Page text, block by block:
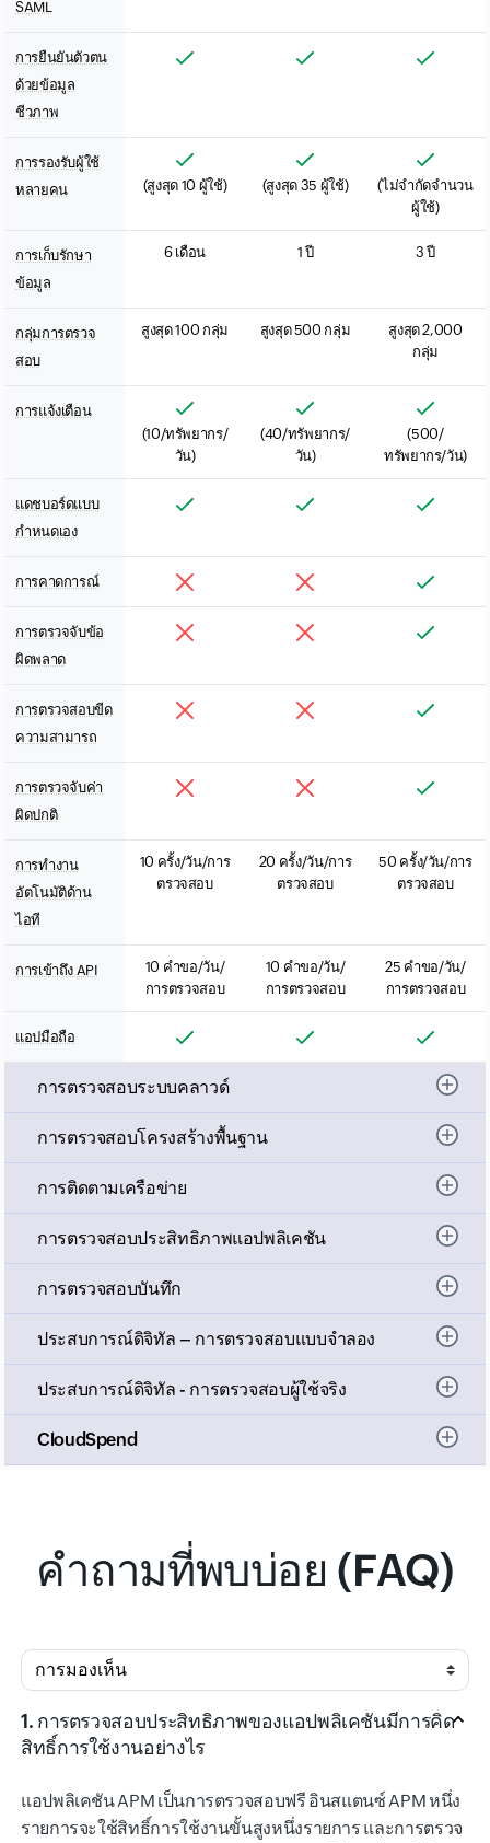
SAML
การยืนยันตัวตน
ด้วยข้อมูล
ชีวภาพ
การรองรับผู้ใช้
หลายคน
(สูงสุด 10 ผู้ใช้) (สูงสุด 35 ผู้ใช้)
(ไม่จำกัดจำนวน
ผู้ใช้)
การเก็บรักษา
ข้อมูล
6 เดือน 1 ปี 3 ปี
กลุ่มการตรวจ
สอบ
สูงสุด 100 กลุ่ม สูงสุด 500 กลุ่ม
สูงสุด 2,000
กลุ่ม
การแจ้งเตือน
(10/ทรัพยากร/
วัน)
(40/ทรัพยากร/
วัน)
(500/
ทรัพยากร/วัน)
แดชบอร์ดแบบ
กำหนดเอง
การคาดการณ์
การตรวจจับข้อ
ผิดพลาด
การตรวจสอบขีด
ความสามารถ
การตรวจจับค่า
ผิดปกติ
การทำงาน
อัตโนมัติด้าน
ไอที
10 ครั้ง/วัน/การ
ตรวจสอบ
20 ครั้ง/วัน/การ
ตรวจสอบ
50 ครั้ง/วัน/การ
ตรวจสอบ
การเข้าถึง API
10 คำขอ/วัน/
การตรวจสอบ
10 คำขอ/วัน/
การตรวจสอบ
25 คำขอ/วัน/
การตรวจสอบ
แอปมือถือ
การตรวจสอบระบบคลาวด์
การตรวจสอบโครงสร้างพื้นฐาน
การติดตามเครือข่าย
การตรวจสอบประสิทธิภาพแอปพลิเคชัน
การตรวจสอบบันทึก
ประสบการณ์ดิจิทัล – การตรวจสอบแบบจำลอง
ประสบการณ์ดิจิทัล - การตรวจสอบผู้ใช้จริง
CloudSpend
คำถามที่พบบ่อย (FAQ)
Input field
1. การตรวจสอบประสิทธิภาพของแอปพลิเคชันมีการคิด
สิทธิ์การใช้งานอย่างไร
แอปพลิเคชัน APM เป็นการตรวจสอบฟรี อินสแตนซ์ APM หนึ่ง
รายการจะใช้สิทธิ์การใช้งานขั้นสูงหนึ่งรายการ และการตรวจ